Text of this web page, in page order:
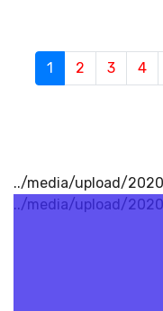
1 (current)
2 3 4
../media/upload/
../media/upload/